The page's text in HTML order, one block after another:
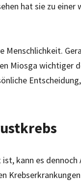
hat sie zu
Menschlichkeit.
Miosga wichtiger
kann es dennoch